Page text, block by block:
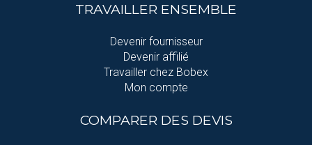
TRAVAILLER ENSEMBLE
Devenir fournisseur
Devenir affilié
Travailler chez Bobex
Mon compte
COMPARER DES DEVIS